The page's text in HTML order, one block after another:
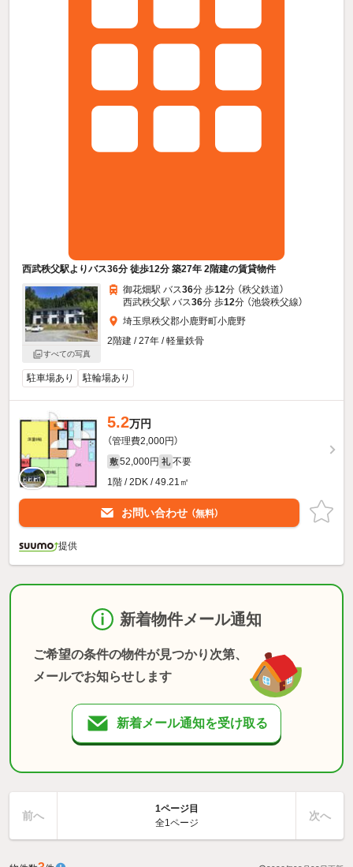
西武秩父駅よりバス36分 徒歩12分 築27年 2階建の賃貸物件
すべての写真
御花畑駅 バス36分 歩12分 （秩父鉄道）
西武秩父駅 バス36分 歩12分 （池袋秩父線）
埼玉県秩父郡小鹿野町小鹿野
2階建 / 27年 / 軽量鉄骨
駐車場あり 駐輪場あり
5.2万円
（管理費2,000円）
敷 52,000円 礼 不要
1階 / 2DK / 49.21㎡
お問い合わせ （無料）
提供
新着物件メール通知
ご希望の条件の物件が見つかり次第、
メールでお知らせします
新着メール通知を受け取る
前へ
1ページ目
全1ページ
次へ